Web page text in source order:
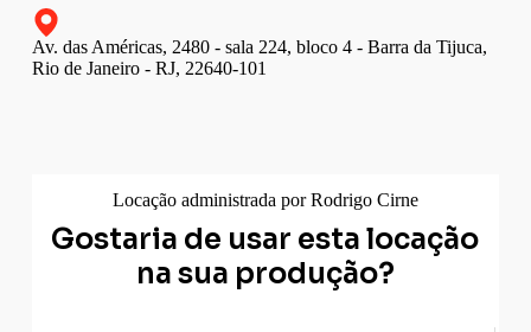
Av. das Américas, 2480 - sala 224, bloco 4 - Barra da Tijuca,
Rio de Janeiro - RJ, 22640-101
Locação administrada por Rodrigo Cirne
Gostaria de usar esta locação
na sua produção?